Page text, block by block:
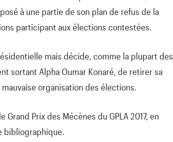
à une partie de son plan de refus de la
participant aux élections contestées.
mais décide, comme la plupart des
sortant Alpha Oumar Konaré, de retirer sa
organisation des élections.
Grand Prix des Mécènes du GPLA 2017, en
bibliographique.